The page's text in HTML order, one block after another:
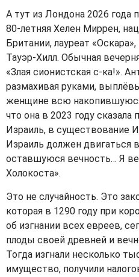
А тут из Лондона 2026 года
80‑летняя Хелен Миррен,
Британии, лауреат
Тауэр-Хилл. Обычная
«Злая сионистская с-ка!».
размахивая руками,
женщине всю накопившуюся
что она в 2023 году
Израиль, в существование
Израиль должен двигаться
оставшуюся вечность… Я
Холокоста».
Это не случайность. Это
которая в 1290 году при
об изгнании всех евреев,
плоды своей древней и
Тогда изгнали несколько
имущество, получили